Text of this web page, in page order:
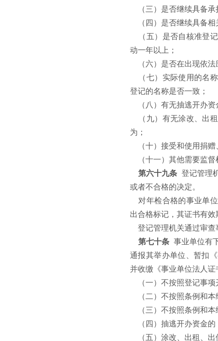
（三）是否继续具备
（四）是否继续具备
（五）是否自核准登
动一年以上；
（六）是否在出现依
（七）实际使用的名
登记的名称是否一致；
（八）有无抽逃开办
（九）有无涂改、出
为；
（十）接受和使用捐
（十一）其他需要监
第六十九条 登记管理
或者不合格的决定。
对年检合格的事业单
出合格标记，其证书有
登记管理机关通过审
第七十条 事业单位有
通报其举办单位、暂扣
并收缴《事业单位法人
（一）不按照登记事
（二）不按照条例和
（三）不按照条例和
（四）抽逃开办资金的
（五）涂改、出租、